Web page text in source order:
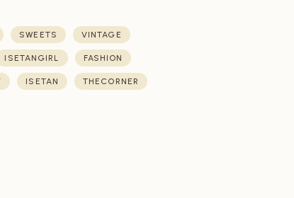
SWEETS VINTAGE
ISETANGIRL FASHION
ISETAN THECORNER